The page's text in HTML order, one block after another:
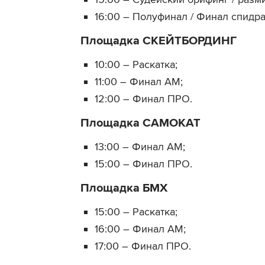
16:00 – Полуфинал / Финал
Площадка СКЕЙТБОРДИНГ
10:00 – Раскатка;
11:00 – Финал АМ;
12:00 – Финал ПРО.
Площадка САМОКАТ
13:00 – Финал АМ;
15:00 – Финал ПРО.
Площадка БМХ
15:00 – Раскатка;
16:00 – Финал АМ;
17:00 – Финал ПРО.